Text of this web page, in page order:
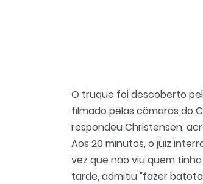
O truque foi descoberto
filmado pelas câmaras do
respondeu Christensen,
Aos 20 minutos, o juiz
vez que não viu quem
tarde, admitiu "fazer